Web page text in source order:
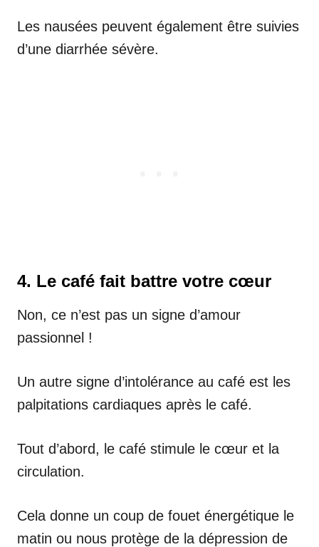
Les nausées peuvent également être suivies
d’une diarrhée sévère.
4. Le café fait battre votre cœur
Non, ce n’est pas un signe d’amour
passionnel !
Un autre signe d’intolérance au café est les
palpitations cardiaques après le café.
Tout d’abord, le café stimule le cœur et la
circulation.
Cela donne un coup de fouet énergétique le
matin ou nous protège de la dépression de